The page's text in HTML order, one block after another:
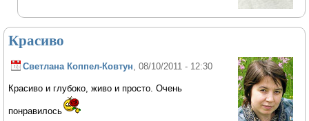
Красиво
Светлана Коппел-Ковтун , 08/10/2011 - 12:30
Красиво и глубоко, живо и просто. Очень
понравилось